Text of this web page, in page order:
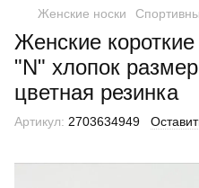
Женские носки
Женские
"N" хлопок
цветная резинка
Артикул: 2703634949